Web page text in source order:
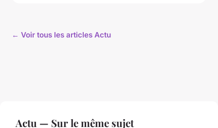
← Voir tous les articles Actu
Actu — Sur le même sujet